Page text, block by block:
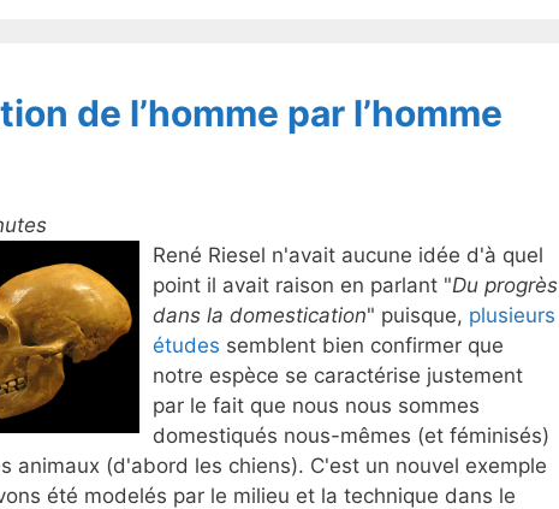
de l’homme par l’homme
René Riesel n'avait aucune idée d'à quel
point il avait raison en parlant "Du progrès
dans la domestication" puisque, plusieurs
études semblent bien confirmer que
notre espèce se caractérise justement
par le fait que nous nous sommes
domestiqués nous-mêmes (et féminisés)
animaux (d'abord les chiens). C'est un nouvel exemple
été modelés par le milieu et la technique dans le